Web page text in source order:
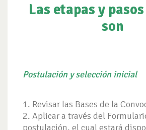
Las etapas y
son
Postulación y selección inicial
1. Revisar las Bases de la
2. Aplicar a través del
postulación, el cual estará